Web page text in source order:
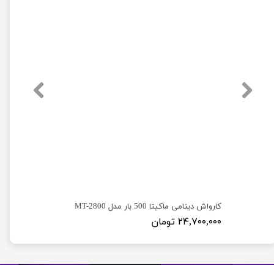
کارواش دینامی ماکیتا 500 بار مدل MT-2800
۲۴,۷۰۰,۰۰۰ تومان